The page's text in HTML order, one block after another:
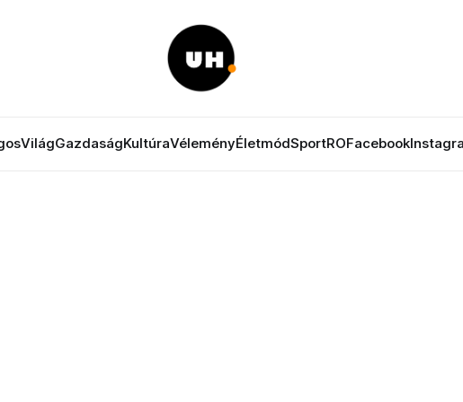
VilágGazdaságKultúraVéleményÉletmódSportROFacebook